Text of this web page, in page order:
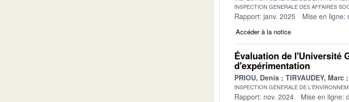
INSPECTION GENERALE DES AFFAIRES
Rapport: janv. 2025 Mise en ligne:
Accéder à la notice
Évaluation de l'Université
d'expérimentation
PRIOU, Denis TIRVAUDEY, Marc
INSPECTION GENERALE DE
Rapport: nov. 2024 Mise en ligne: